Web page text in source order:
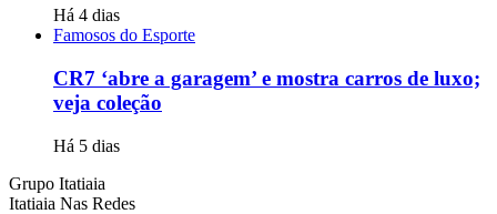
Há 4 dias
Famosos do Esporte
CR7 ‘abre a garagem’ e mostra carros de luxo;
veja coleção
Há 5 dias
Grupo Itatiaia
Itatiaia Nas Redes